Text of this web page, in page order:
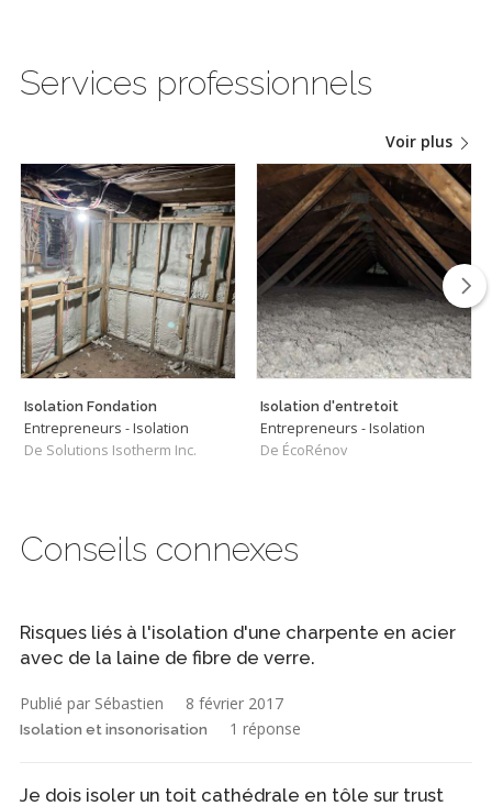
Services professionnels
Voir plus
Isolation Fondation
Entrepreneurs - Isolation
De Solutions Isotherm Inc.
Isolation d'entretoit
Entrepreneurs - Isolation
De ÉcoRénov
Conseils connexes
Risques liés à l'isolation d'une charpente en acier
avec de la laine de fibre de verre.
Publié par Sébastien 8 février 2017
Isolation et insonorisation 1 réponse
Je dois isoler un toit cathédrale en tôle sur trust